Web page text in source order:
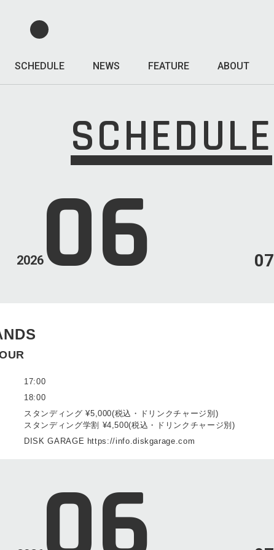
SCHEDULE NEWS FEATURE ABOUT
SCHEDULE
202606 07
17:00
18:00
スタンディング ¥5,000(税込・ドリンクチャージ別)
スタンディング学割 ¥4,500(税込・ドリンクチャージ別)
DISK GARAGE https://info.diskgarage.com